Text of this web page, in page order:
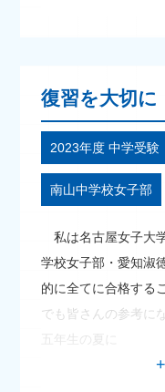
復習を大切に
2023年度 中学受験
南山中学校女子部
私は名古屋女子大
学校女子部・愛知淑
的に全てに合格する
でも皆さんの参考
五年生の夏に